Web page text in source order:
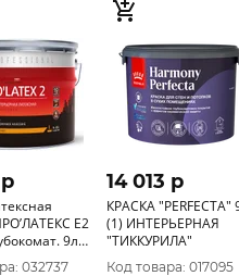
Е2
9л
032737
14 013 p
КРАСКА "PERFECTA" 9 Л
(1) ИНТЕРЬЕРНАЯ
"ТИККУРИЛА"
Код товара: 017095